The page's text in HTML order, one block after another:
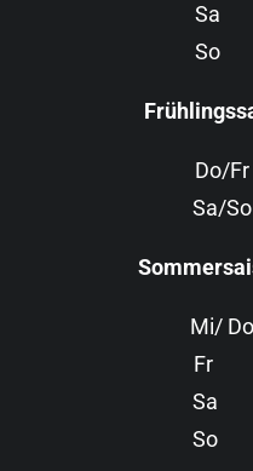
Sa
So
Do/
Sa/
Mi/
Fr
Sa
So